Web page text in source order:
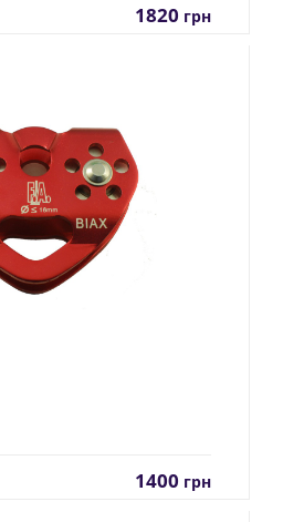
1820 грн
1400 грн